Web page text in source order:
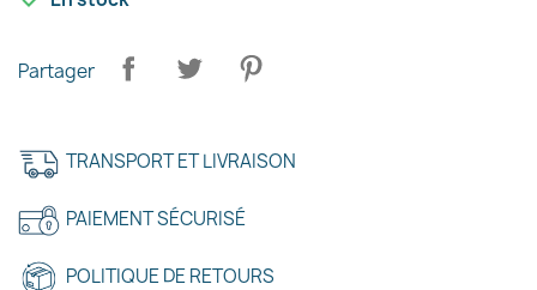
Partager
TRANSPORT ET LIVRAISON
PAIEMENT SÉCURISÉ
POLITIQUE DE RETOURS